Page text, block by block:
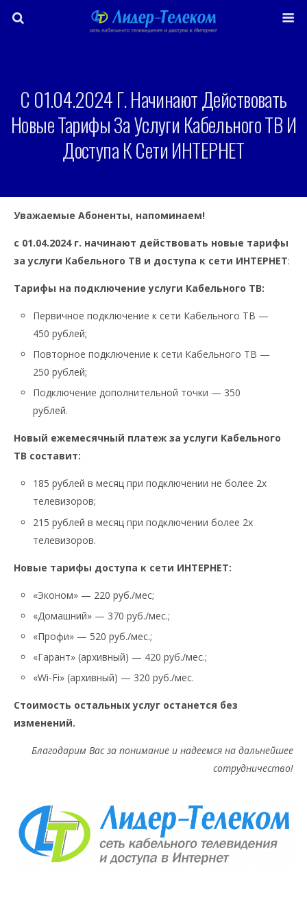
С 01.04.2024 Г. Начинают Действовать
Новые Тарифы За Услуги Кабельного ТВ И
Доступа К Сети ИНТЕРНЕТ
Уважаемые Абоненты, напоминаем!
с 01.04.2024 г. начинают действовать новые тарифы
за услуги Кабельного ТВ и доступа к сети ИНТЕРНЕТ:
Тарифы на подключение услуги Кабельного ТВ:
Первичное подключение к сети Кабельного ТВ —
450 рублей;
Повторное подключение к сети Кабельного ТВ —
250 рублей;
Подключение дополнительной точки — 350
рублей.
Новый ежемесячный платеж за услуги Кабельного
ТВ составит:
185 рублей в месяц при подключении не более 2х
телевизоров;
215 рублей в месяц при подключении более 2х
телевизоров.
Новые тарифы доступа к сети ИНТЕРНЕТ:
«Эконом» — 220 руб./мес;
«Домашний» — 370 руб./мес.;
«Профи» — 520 руб./мес.;
«Гарант» (архивный) — 420 руб./мес.;
«Wi-Fi» (архивный) — 320 руб./мес.
Стоимость остальных услуг останется без
изменений.
Благодарим Вас за понимание и надеемся на дальнейшее
сотрудничество!